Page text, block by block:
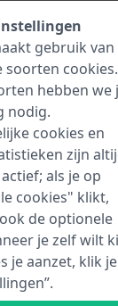
24 mm
Blauw
Blauw
Gesp
Roségoud
Bandpennen
Ja
gebruik van
soorten cookies
hebben we
nodig.
cookies en
zijn
als je op
cookies" klikt,
de optionele
je zelf wilt
je aanzet, klik